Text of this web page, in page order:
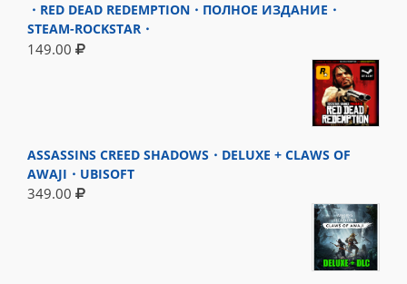
・RED DEAD REDEMPTION・ПОЛНОЕ ИЗДАНИЕ・
STEAM-ROCKSTAR・
149.00
ASSASSINS CREED SHADOWS・DELUXE + CLAWS OF
AWAJI・UBISOFT
349.00